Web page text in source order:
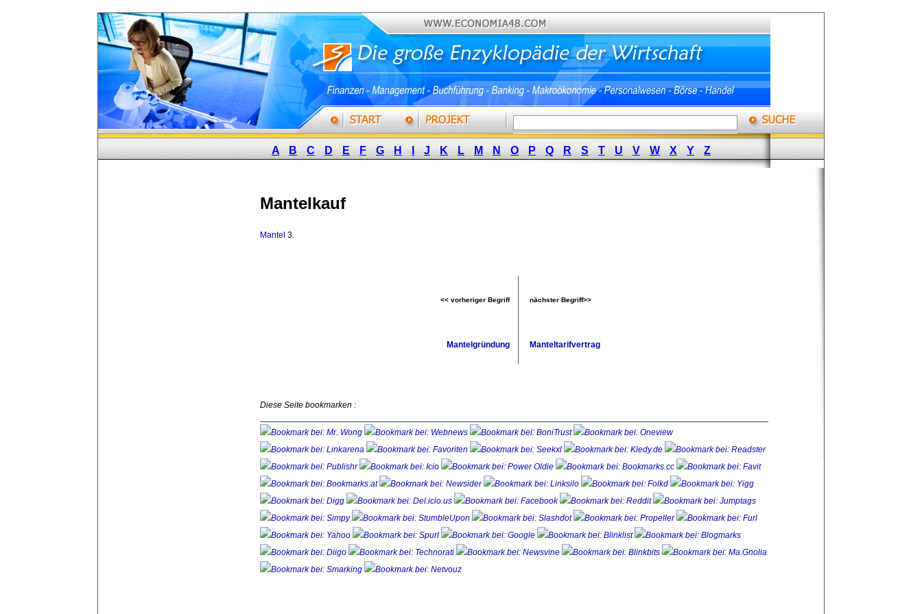
A B C D E F G H J K L M N O P Q R S T U V W X Y Z
Mantelkauf
Mantel 3.
<< vorheriger Begriff nächster Begriff>>
Mantelgründung Manteltarifvertrag
Diese Seite bookmarken :